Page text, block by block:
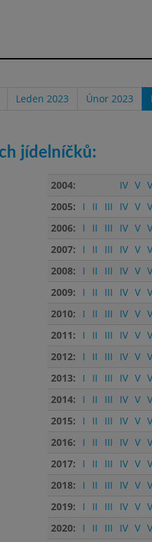
Leden 2023 Únor 2023
jídelníčků:
2004: IV V
2005:
I II III IV V
2006:
I II III IV V
2007:
I II III IV V
2008:
I II III IV V
2009:
I II III IV V
2010:
I II III IV V
2011:
I II III IV V
2012:
I II III IV V
2013:
I II III IV V
2014:
I II III IV V
2015:
I II III IV V
2016:
I II III IV V
2017:
I II III IV V
2018:
I II III IV V
2019:
I II III IV V
2020:
I II III IV V